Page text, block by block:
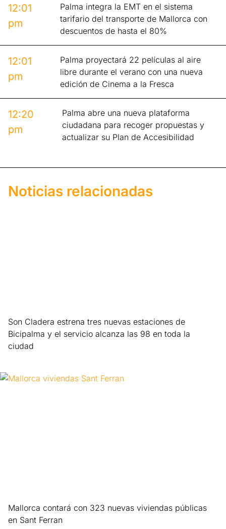
12:01
pm
Palma integra la EMT en el sistema
tarifario del transporte de Mallorca con
descuentos de hasta el 80%
12:01
pm
Palma proyectará 22 películas al aire
libre durante el verano con una nueva
edición de Cinema a la Fresca
12:20
pm
Palma abre una nueva plataforma
ciudadana para recoger propuestas y
actualizar su Plan de Accesibilidad
Noticias relacionadas
Son Cladera estrena tres nuevas estaciones de
Bicipalma y el servicio alcanza las 98 en toda la
ciudad
Mallorca contará con 323 nuevas viviendas públicas
en Sant Ferran